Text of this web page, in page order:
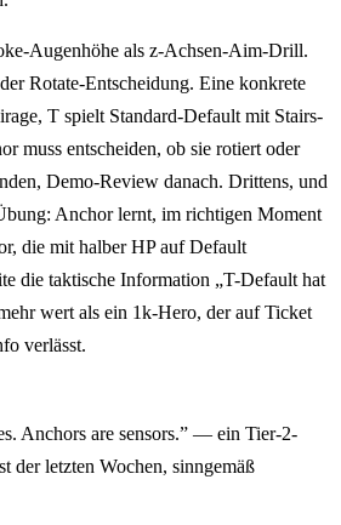
Augenhöhe als z-Achsen-Aim-Drill.
Rotate-Entscheidung. Eine konkrete
T spielt Standard-Default mit Stairs-
muss entscheiden, ob sie rotiert oder
Demo-Review danach. Drittens, und
Anchor lernt, im richtigen Moment
die mit halber HP auf Default
die taktische Information „T-Default hat
wert als ein 1k-Hero, der auf Ticket
verlässt.
Anchors are sensors.” — ein Tier-2-
der letzten Wochen, sinngemäß